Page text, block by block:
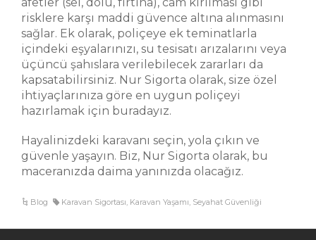
risklere karşı maddi güvence altına alınmasını
sağlar. Ek olarak, poliçeye ek teminatlarla
içindeki eşyalarınızı, su tesisatı arızalarını veya
üçüncü şahıslara verilebilecek zararları da
kapsatabilirsiniz. Nur Sigorta olarak, size özel
ihtiyaçlarınıza göre en uygun poliçeyi
hazırlamak için buradayız.
Hayalinizdeki karavanı seçin, yola çıkın ve
güvenle yaşayın. Biz, Nur Sigorta olarak, bu
maceranızda daima yanınızda olacağız.
Blog Karavan Sigortası, Karavan Yaşamı, Seyahat Güvenliği